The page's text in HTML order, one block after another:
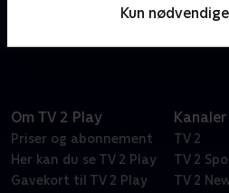
Kun
ordspil. Bare spørg den
Om TV 2 Play
Priser og abonnement
Her kan du se TV 2 Play
Gavekort til TV 2 Play
Kanaler
TV 2
TV 2
TV 2